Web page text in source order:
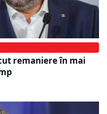
remaniere în mai